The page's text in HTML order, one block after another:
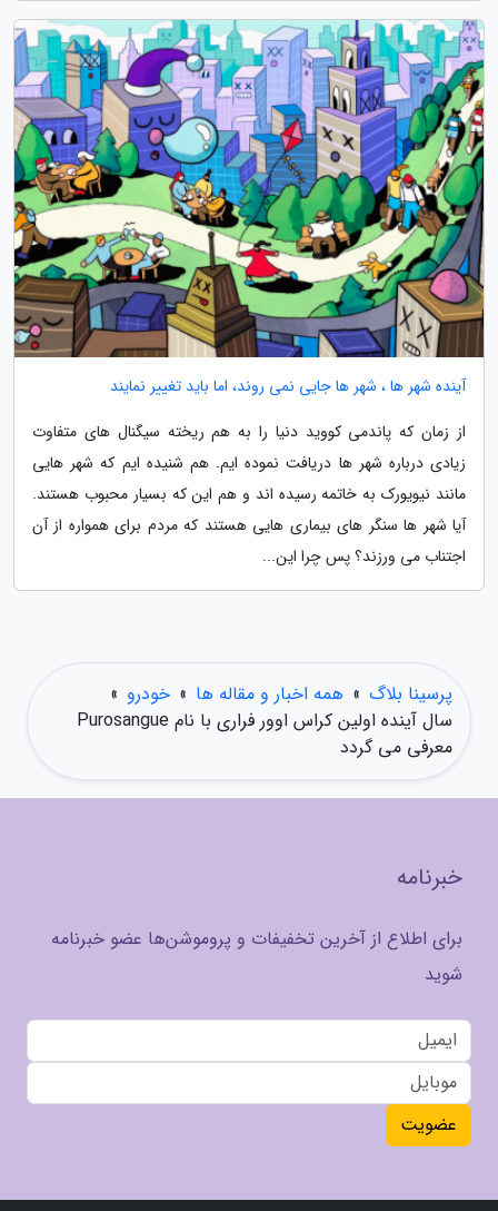
آینده شهر ها ، شهر ها جایی نمی روند، اما باید تغییر نمایند
از زمان که پاندمی کووید دنیا را به هم ریخته سیگنال های متفاوت
زیادی درباره شهر ها دریافت نموده ایم. هم شنیده ایم که شهر هایی
مانند نیویورک به خاتمه رسیده اند و هم این که بسیار محبوب هستند.
آیا شهر ها سنگر های بیماری هایی هستند که مردم برای همواره از آن
اجتناب می ورزند؟ پس چرا این...
پرسینا بلاگ » همه اخبار و مقاله ها » خودرو »
سال آینده اولین کراس اوور فراری با نام Purosangue
معرفی می گردد
خبرنامه
برای اطلاع از آخرین تخفیفات و پروموشن‌ها عضو خبرنامه
شوید
عضویت